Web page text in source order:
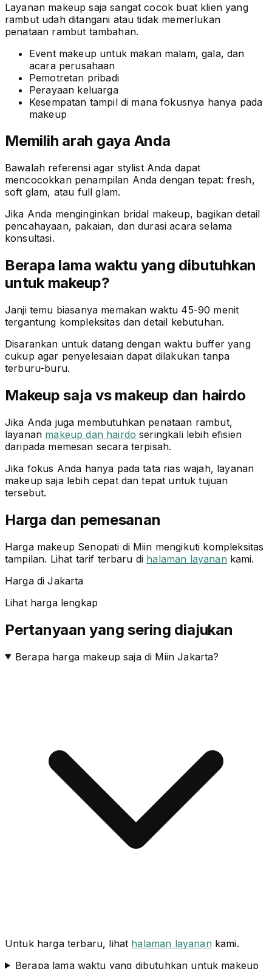
Layanan makeup saja sangat cocok buat klien yang
rambut udah ditangani atau tidak memerlukan
penataan rambut tambahan.
Event makeup untuk makan malam, gala, dan
acara perusahaan
Pemotretan pribadi
Perayaan keluarga
Kesempatan tampil di mana fokusnya hanya pada
makeup
Memilih arah gaya Anda
Bawalah referensi agar stylist Anda dapat
mencocokkan penampilan Anda dengan tepat: fresh,
soft glam, atau full glam.
Jika Anda menginginkan bridal makeup, bagikan detail
pencahayaan, pakaian, dan durasi acara selama
konsultasi.
Berapa lama waktu yang dibutuhkan
untuk makeup?
Janji temu biasanya memakan waktu 45-90 menit
tergantung kompleksitas dan detail kebutuhan.
Disarankan untuk datang dengan waktu buffer yang
cukup agar penyelesaian dapat dilakukan tanpa
terburu-buru.
Makeup saja vs makeup dan hairdo
Jika Anda juga membutuhkan penataan rambut,
layanan makeup dan hairdo seringkali lebih efisien
daripada memesan secara terpisah.
Jika fokus Anda hanya pada tata rias wajah, layanan
makeup saja lebih cepat dan tepat untuk tujuan
tersebut.
Harga dan pemesanan
Harga makeup Senopati di Miin mengikuti kompleksitas
tampilan. Lihat tarif terbaru di halaman layanan kami.
Harga di Jakarta
Lihat harga lengkap
Pertanyaan yang sering diajukan
Berapa harga makeup saja di Miin Jakarta?
Untuk harga terbaru, lihat halaman layanan kami.
Berapa lama waktu yang dibutuhkan untuk makeup